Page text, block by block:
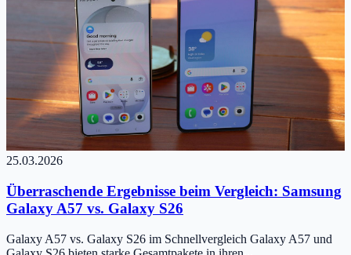
25.03.2026
Überraschende Ergebnisse beim Vergleich: Samsung
Galaxy A57 vs. Galaxy S26
Galaxy A57 vs. Galaxy S26 im Schnellvergleich Galaxy A57 und